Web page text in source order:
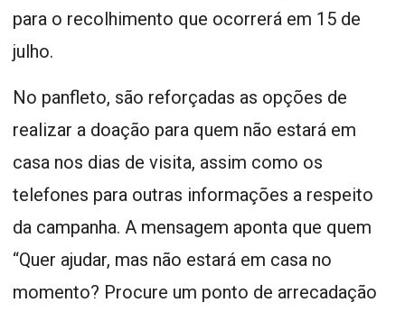
para o recolhimento que ocorrerá em 15 de
julho.
No panfleto, são reforçadas as opções de
realizar a doação para quem não estará em
casa nos dias de visita, assim como os
telefones para outras informações a respeito
da campanha. A mensagem aponta que quem
“Quer ajudar, mas não estará em casa no
momento? Procure um ponto de arrecadação